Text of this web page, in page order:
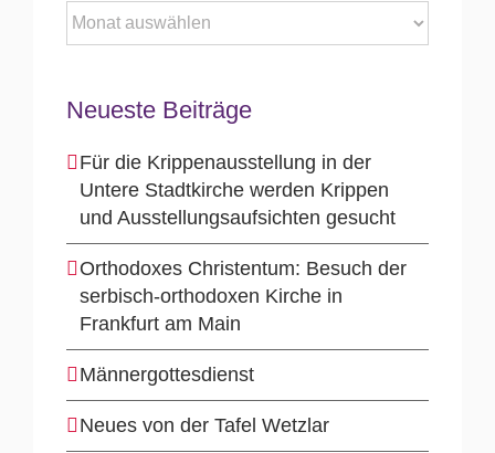
Archiv
Neueste Beiträge
Für die Krippenausstellung in der
Untere Stadtkirche werden Krippen
und Ausstellungsaufsichten gesucht
Orthodoxes Christentum: Besuch der
serbisch-orthodoxen Kirche in
Frankfurt am Main
Männergottesdienst
Neues von der Tafel Wetzlar